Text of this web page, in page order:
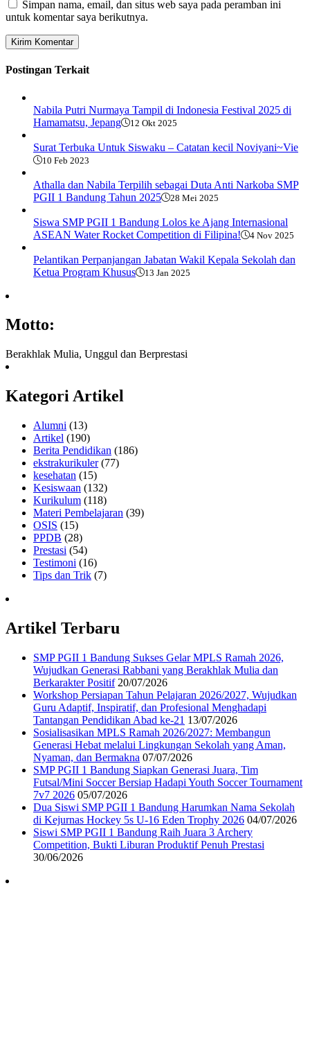
Simpan nama, email, dan situs web saya pada peramban ini
untuk komentar saya berikutnya.
Postingan Terkait
Nabila Putri Nurmaya Tampil di Indonesia Festival 2025 di
Hamamatsu, Jepang
12 Okt 2025
Surat Terbuka Untuk Siswaku – Catatan kecil Noviyani~Vie
10 Feb 2023
Athalla dan Nabila Terpilih sebagai Duta Anti Narkoba SMP
PGII 1 Bandung Tahun 2025
28 Mei 2025
Siswa SMP PGII 1 Bandung Lolos ke Ajang Internasional
ASEAN Water Rocket Competition di Filipina!
4 Nov 2025
Pelantikan Perpanjangan Jabatan Wakil Kepala Sekolah dan
Ketua Program Khusus
13 Jan 2025
Motto:
Berakhlak Mulia, Unggul dan Berprestasi
Kategori Artikel
Alumni (13)
Artikel (190)
Berita Pendidikan (186)
ekstrakurikuler(77)
kesehatan (15)
Kesiswaan (132)
Kurikulum (118)
Materi Pembelajaran (39)
OSIS (15)
PPDB (28)
Prestasi (54)
Testimoni (16)
Tips dan Trik (7)
Artikel Terbaru
SMP PGII 1 Bandung Sukses Gelar MPLS Ramah 2026,
Wujudkan Generasi Rabbani yang Berakhlak Mulia dan
Berkarakter Positif 20/07/2026
Workshop Persiapan Tahun Pelajaran 2026/2027, Wujudkan
Guru Adaptif, Inspiratif, dan Profesional Menghadapi
Tantangan Pendidikan Abad ke-21 13/07/2026
Sosialisasikan MPLS Ramah 2026/2027: Membangun
Generasi Hebat melalui Lingkungan Sekolah yang Aman,
Nyaman, dan Bermakna 07/07/2026
SMP PGII 1 Bandung Siapkan Generasi Juara, Tim
Futsal/Mini Soccer Bersiap Hadapi Youth Soccer Tournament
7v7 2026 05/07/2026
Dua Siswi SMP PGII 1 Bandung Harumkan Nama Sekolah
di Kejurnas Hockey 5s U-16 Eden Trophy 2026 04/07/2026
Siswi SMP PGII 1 Bandung Raih Juara 3 Archery
Competition, Bukti Liburan Produktif Penuh Prestasi
30/06/2026